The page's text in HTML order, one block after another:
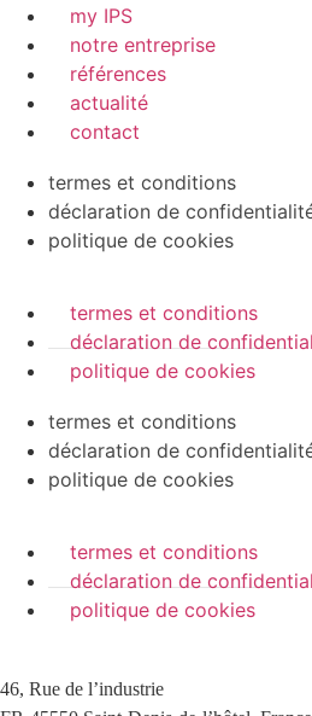
my IPS
notre entreprise
références
actualité
contact
termes et conditions
déclaration de
politique de cookies
termes et conditions
déclaration de
politique de cookies
termes et conditions
déclaration de
politique de cookies
termes et conditions
déclaration de
politique de cookies
46, Rue de l’industrie